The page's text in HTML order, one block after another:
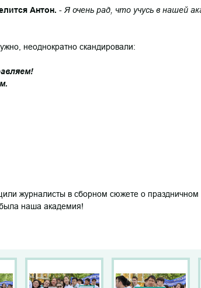
Антон. - Я очень рад, что учусь в нашей
неоднократно скандировали:
журналисты в сборном сюжете о праздничном
была наша академия!